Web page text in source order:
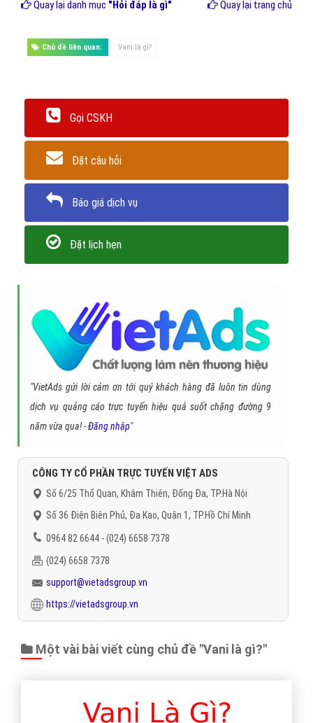
Quay lại danh mục "Hỏi đáp là gì" Quay lại trang chủ
Chủ đề liên quan: Vani là gì?
Gọi CSKH
Đặt câu hỏi
Báo giá dịch vụ
Đặt lịch hẹn
"VietAds gửi lời cảm ơn tới quý khách hàng đã luôn tin dùng
dịch vụ quảng cáo trực tuyến hiệu quả suốt chặng đường 9
năm vừa qua! -Đăng nhập"
CÔNG TY CỔ PHẦN TRỰC TUYẾN VIỆT ADS
Số 6/25 Thổ Quan, Khâm Thiên, Đống Đa, TP.Hà Nội
Số 36 Điện Biên Phủ, Đa Kao, Quận 1, TP.Hồ Chí Minh
0964 82 6644 - (024) 6658 7378
(024) 6658 7378
support@vietadsgroup.vn
https://vietadsgroup.vn
Một vài bài viết cùng chủ đề "Vani là gì?"